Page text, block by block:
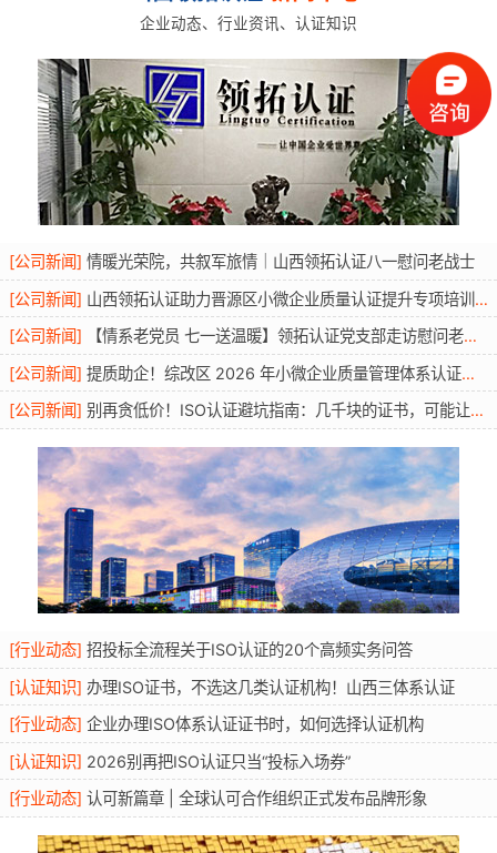
企业动态、行业资讯、认证知识
[公司新闻] 情暖光荣院，共叙军旅情｜山西领拓认证八一慰问老战士
[公司新闻] 山西领拓认证助力晋源区小微企业质量认证提升专项培训圆满开展
[公司新闻]
【情系老党员 七一送温暖】领拓认证党支部走访慰问老党员活动
[公司新闻] 提质助企！综改区 2026 年小微企业质量管理体系认证提升行动圆满举办
[公司新闻] 别再贪低价！ISO认证避坑指南：几千块的证书，可能让你投标直接废标
[行业动态] 招投标全流程关于ISO认证的20个高频实务问答
[认证知识] 办理ISO证书，不选这几类认证机构！山西三体系认证
[行业动态] 企业办理ISO体系认证证书时，如何选择认证机构
[认证知识] 2026别再把ISO认证只当“投标入场券”
[行业动态] 认可新篇章 | 全球认可合作组织正式发布品牌形象